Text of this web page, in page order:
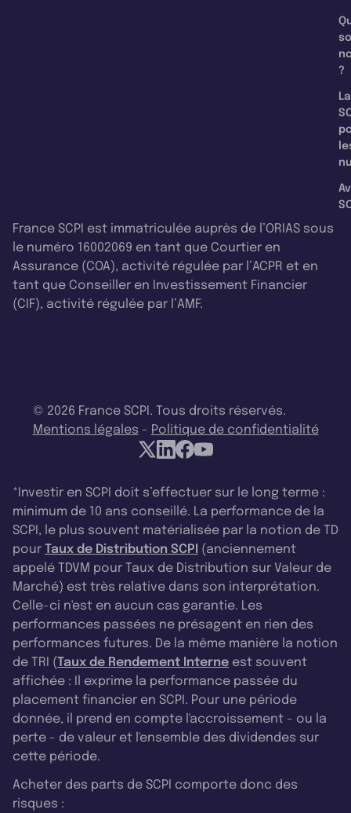
?
La
France SCPI est immatriculée auprès de l’ORIAS sous
le numéro 16002069 en tant que Courtier en
Assurance (COA), activité régulée par l’ACPR et en
tant que Conseiller en Investissement Financier
(CIF), activité régulée par l’AMF.
© 2026 France SCPI. Tous droits réservés.
Mentions légales - Politique de confidentialité
*Investir en SCPI doit s’effectuer sur le long terme :
minimum de 10 ans conseillé. La performance de la
SCPI, le plus souvent matérialisée par la notion de TD
pour Taux de Distribution SCPI (anciennement
appelé TDVM pour Taux de Distribution sur Valeur de
Marché) est très relative dans son interprétation.
Celle-ci n'est en aucun cas garantie. Les
performances passées ne présagent en rien des
performances futures. De la même manière la notion
de TRI (Taux de Rendement Interne est souvent
affichée : Il exprime la performance passée du
placement financier en SCPI. Pour une période
donnée, il prend en compte l'accroissement - ou la
perte - de valeur et l'ensemble des dividendes sur
cette période.
Acheter des parts de SCPI comporte donc des
risques :